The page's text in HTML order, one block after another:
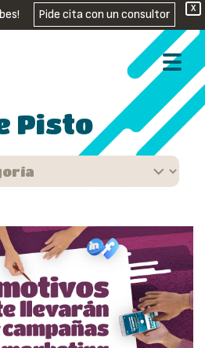
X
Pide cita con un consultor
Pisto